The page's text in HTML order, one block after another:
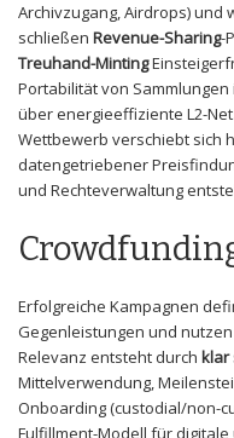
‌Archivzugang, Airdrops) ‍und
schließen Revenue-Sharing-
Treuhand-Minting
Portabilität von
über energieeffiziente L2-
Wettbewerb verschiebt sich
datengetriebener
und Rechteverwaltung
Erfolgreiche‍ Kampagnen
⁣Gegenleistungen und
Relevanz entsteht durch klar
Mittelverwendung,
Onboarding (custodial/non-
Fulfillment-Modell für